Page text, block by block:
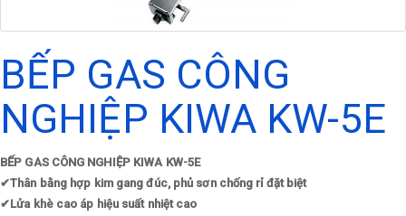
BẾP GAS CÔNG
NGHIỆP KIWA KW-5E
BẾP GAS CÔNG NGHIỆP KIWA KW-5E
✔Thân bằng hợp kim gang đúc, phủ sơn chống rỉ đặt biệt
✔Lửa khè cao áp hiệu suất nhiệt cao